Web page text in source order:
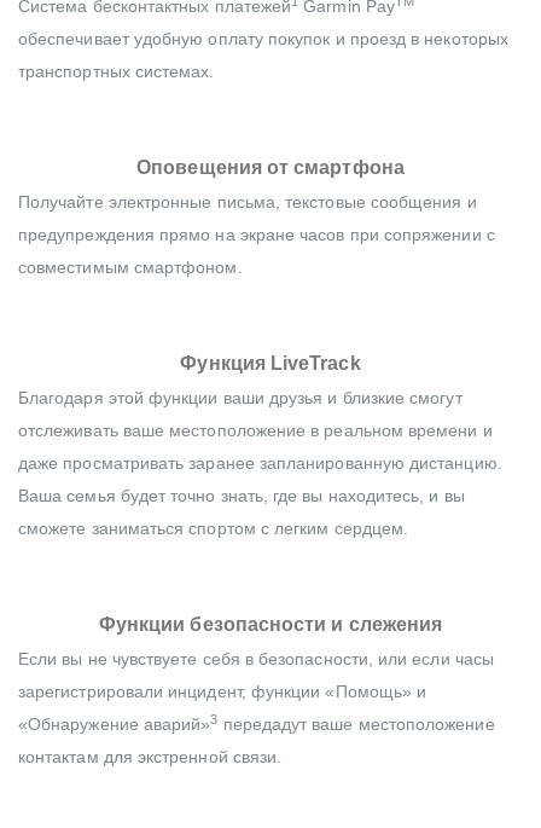
Система бесконтактных платежей Garmin Pay
обеспечивает удобную оплату покупок и проезд в некоторых
транспортных системах.
Оповещения от смартфона
Получайте электронные письма, текстовые сообщения и
предупреждения прямо на экране часов при сопряжении с
совместимым смартфоном.
Функция LiveTrack
Благодаря этой функции ваши друзья и близкие смогут
отслеживать ваше местоположение в реальном времени и
даже просматривать заранее запланированную дистанцию.
Ваша семья будет точно знать, где вы находитесь, и вы
сможете заниматься спортом с легким сердцем.
Функции безопасности и слежения
Если вы не чувствуете себя в безопасности, или если часы
зарегистрировали инцидент, функции «Помощь» и
«Обнаружение аварий»3 передадут ваше местоположение
контактам для экстренной связи.